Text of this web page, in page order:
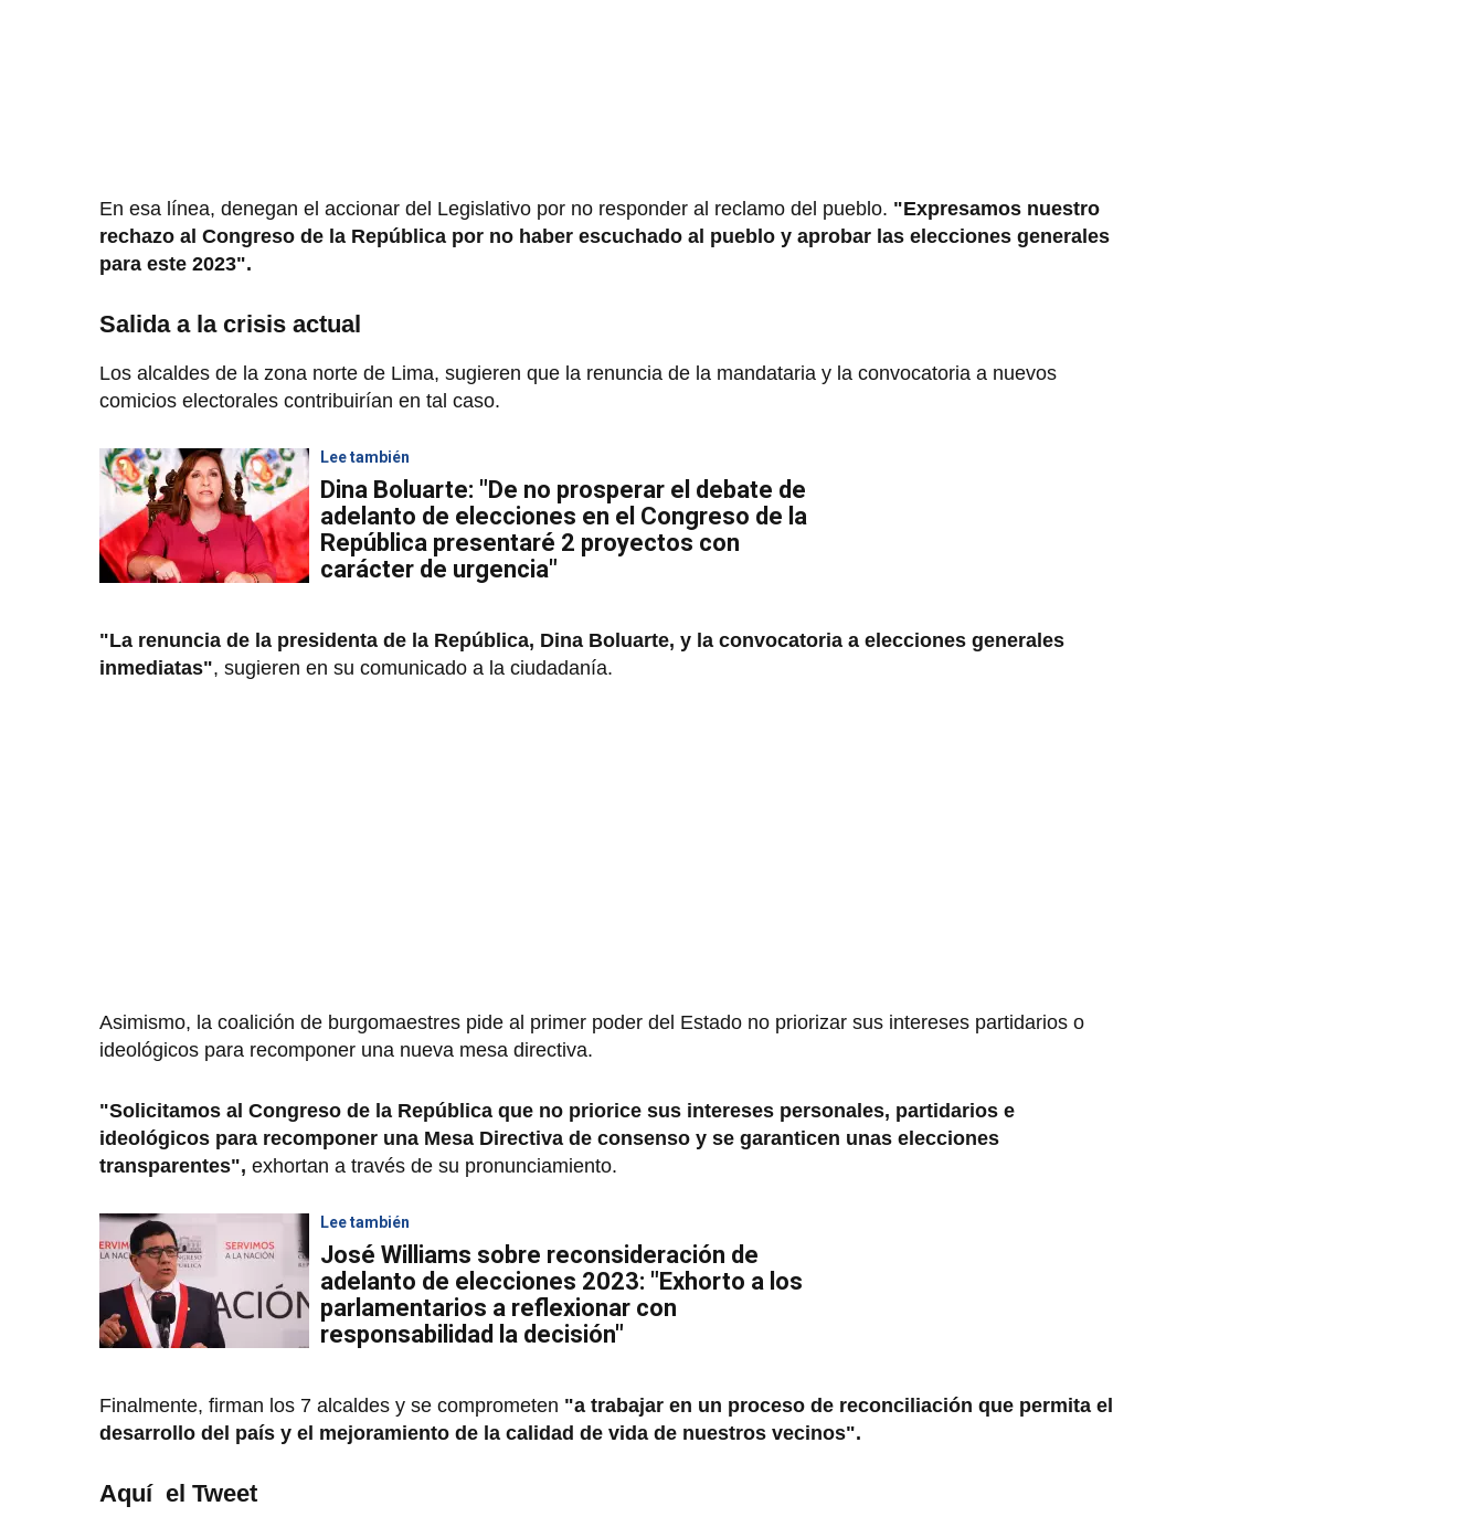
En esa línea, denegan el accionar del Legislativo por no responder al reclamo del pueblo. "Expresamos nuestro
rechazo al Congreso de la República por no haber escuchado al pueblo y aprobar las elecciones generales
para este 2023".
Salida a la crisis actual
Los alcaldes de la zona norte de Lima, sugieren que la renuncia de la mandataria y la convocatoria a nuevos
comicios electorales contribuirían en tal caso.
Lee también
Dina Boluarte: "De no prosperar el debate de
adelanto de elecciones en el Congreso de la
República presentaré 2 proyectos con
carácter de urgencia"
"La renuncia de la presidenta de la República, Dina Boluarte, y la convocatoria a elecciones generales
inmediatas", sugieren en su comunicado a la ciudadanía.
Asimismo, la coalición de burgomaestres pide al primer poder del Estado no priorizar sus intereses partidarios o
ideológicos para recomponer una nueva mesa directiva.
"Solicitamos al Congreso de la República que no priorice sus intereses personales, partidarios e
ideológicos para recomponer una Mesa Directiva de consenso y se garanticen unas elecciones
transparentes", exhortan a través de su pronunciamiento.
Lee también
José Williams sobre reconsideración de
adelanto de elecciones 2023: "Exhorto a los
parlamentarios a reflexionar con
responsabilidad la decisión"
Finalmente, firman los 7 alcaldes y se comprometen "a trabajar en un proceso de reconciliación que permita el
desarrollo del país y el mejoramiento de la calidad de vida de nuestros vecinos".
Aquí el Tweet